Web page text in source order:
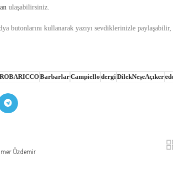
ulaşabilirsiniz.
butonlarını kullanarak yazıyı sevdiklerinizle
BarbarlarCampiello dergiDilekNeşeAçıker
Özdemir